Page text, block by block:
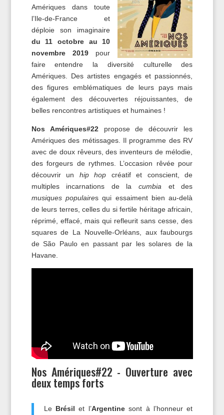
Amériques dans toute
l’Ile-de-France et
déploie son imaginaire
du 11 octobre au 10
novembre 2019 pour
faire entendre la diversité culturelle des
Amériques. Des artistes engagés et passionnés,
des figures emblématiques de leurs pays mais
également des découvertes réjouissantes, de
belles rencontres artistiques et humaines !
Nos Amériques#22propose de découvrir les
Amériques des métissages. Il programme des RV
avec de doux rêveurs, des inventeurs de mélodie,
des forgeurs de rythmes. L’occasion rêvée pour
découvrir un hip hop créatif et conscient, de
multiples incarnations de lacumbia et des
musiques populaires qui essaiment bien au-delà
de leurs terres, celles du si fertile héritage africain,
réprimé, effacé, mais qui refleurit sans cesse, des
squares de La Nouvelle-Orléans, aux faubourgs
de São Paulo en passant par les solares de la
Havane.
Nos Amériques#22 - Ouverture avec
deux temps forts
Le Brésil et l’Argentinesont à l’honneur et